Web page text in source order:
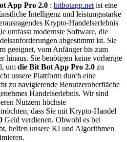
App Pro 2.0 : bitbotapp.net ist eine
Intelligenz und leistungsstarke
Krypto-Handelserlebnis
umfasst modernste Software, die
abgestimmt ist. Sie
geeignet, vom Anfänger bis zum
hinaus. Sie benötigen keine vorherige
um die Bit Bot App Pro 2.0 zu
unsere Plattform durch eine
zu navigierende Benutzeroberfläche
Handelserlebnis. Wir sind
Nutzern höchste
dass Sie mit Krypto-Handel
Geld verdienen. Obwohl es bei
helfen unsere KI und Algorithmen